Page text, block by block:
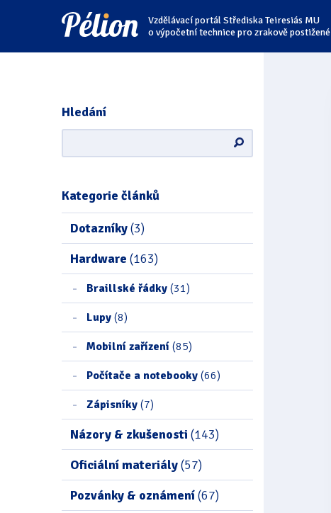
Přejít
na
štítky
Přejít
na
kategorie
Přejít
na
obsah
Vzdělávací portál Střediska Teiresiás MU
o výpočetní technice pro zrakově postižené
Hledání
Kategorie článků
Dotazníky(3)
Hardware (163)
Braillské řádky (31)
Lupy (8)
Mobilní zařízení (85)
Počítače a notebooky (66)
Zápisníky (7)
Názory & zkušenosti (143)
Oficiální materiály(57)
Pozvánky & oznámení(67)